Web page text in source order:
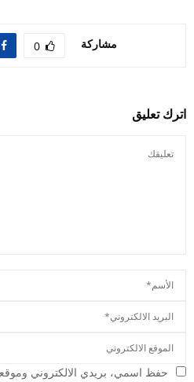
مشاركة 0
اترك تعليق
حفظ اسمي، بريدي الالكتروني